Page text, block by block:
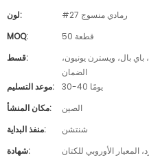
لون:
#27 رمادي منسوج
MOQ:
50 قطعة
قسط:
باي بال، ويسترن يونيون،
الضمان
موعد التسليم:
30-40 يومًا
مكان المنشأ:
الصين
منفذ البداية:
شنتشن
شهادة: